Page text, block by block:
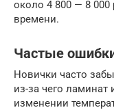
около 4 800 — 8 000
времени.
Частые
Новички часто
из-за чего
изменении